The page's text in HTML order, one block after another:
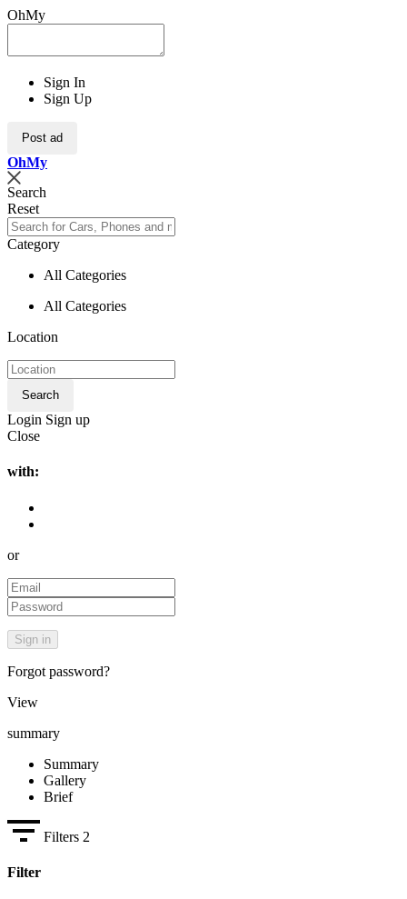
OhMy
Sign In
Sign Up
Post ad
OhMy
Search
Reset
Category
All Categories
All Categories
Location
Search
Login Sign up
Close
with:
or
Forgot password?
View
summary
Summary
Gallery
Brief
Filters 2
Filter